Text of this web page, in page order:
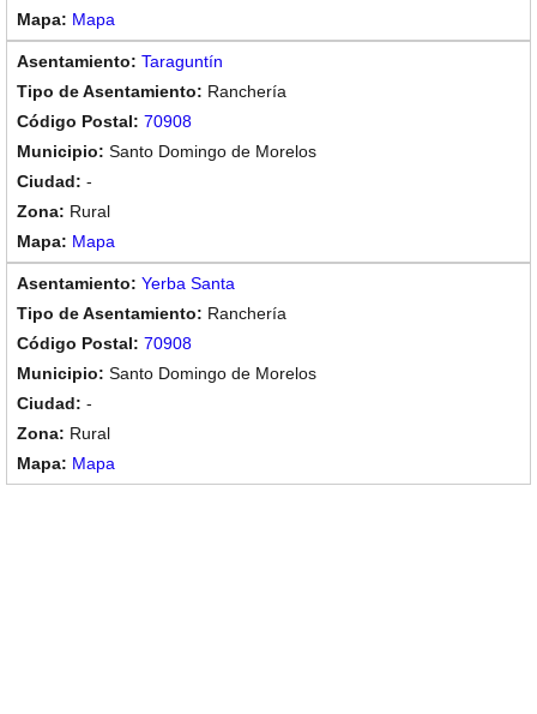
Mapa
Taraguntín
Ranchería
70908
Santo Domingo de Morelos
-
Rural
Mapa
Yerba Santa
Ranchería
70908
Santo Domingo de Morelos
-
Rural
Mapa